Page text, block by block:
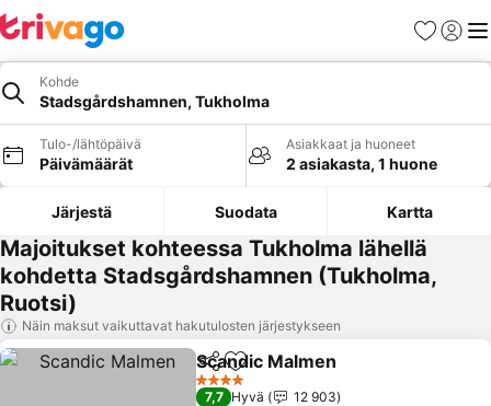
Suosikit
Kohde
Stadsgårdshamnen, Tukholma
Tulo-/lähtöpäivä
Päivämäärät
Asiakkaat ja huoneet
2 asiakasta, 1 huone
Järjestä Suodata Kartta
Majoitukset kohteessa Tukholma lähellä
kohdetta Stadsgårdshamnen (Tukholma,
Ruotsi)
Näin maksut vaikuttavat hakutulosten järjestykseen
Jaa Lisää suosikkeihin
Scandic Malmen
4 Tähtiluokitus
7,7 Hyvä
12 903